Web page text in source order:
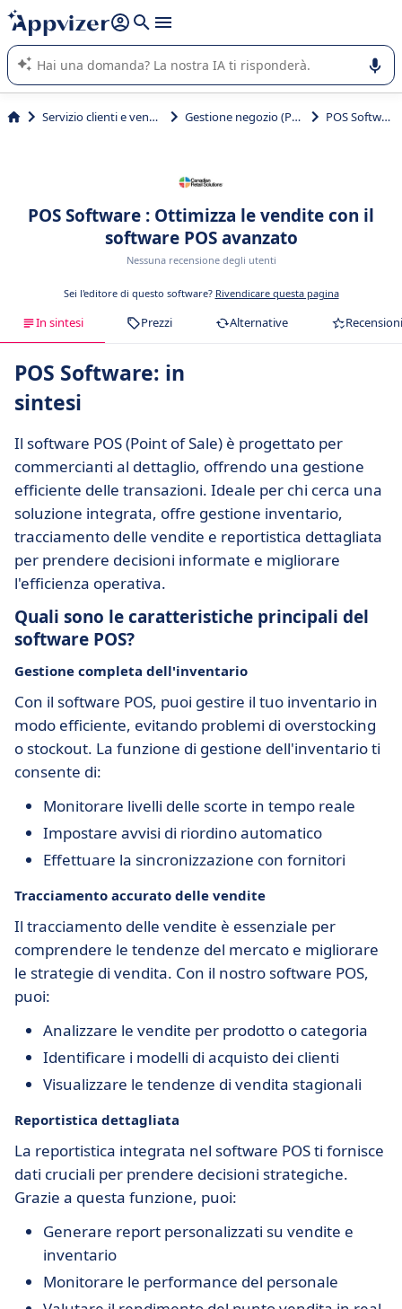
righe con
shift + enter
L'IA di Appvizer vi guida nell'utilizzo o nella scelta di un
software SaaS per la vostra azienda.
Servizio clienti e vendite Gestione negozio (POS) POS Software
POS Software : Ottimizza le vendite con il
software POS avanzato
Nessuna recensione degli utenti
Sei l'editore di questo software? Rivendicare questa pagina
In sintesi Prezzi Alternative Recensioni
POS Software: in
sintesi
Il software POS (Point of Sale) è progettato per
commercianti al dettaglio, offrendo una gestione
efficiente delle transazioni. Ideale per chi cerca una
soluzione integrata, offre gestione inventario,
tracciamento delle vendite e reportistica dettagliata
per prendere decisioni informate e migliorare
l'efficienza operativa.
Quali sono le caratteristiche principali del
software POS?
Gestione completa dell'inventario
Con il software POS, puoi gestire il tuo inventario in
modo efficiente, evitando problemi di overstocking
o stockout. La funzione di gestione dell'inventario ti
consente di:
Monitorare livelli delle scorte in tempo reale
Impostare avvisi di riordino automatico
Effettuare la sincronizzazione con fornitori
Tracciamento accurato delle vendite
Il tracciamento delle vendite è essenziale per
comprendere le tendenze del mercato e migliorare
le strategie di vendita. Con il nostro software POS,
puoi:
Analizzare le vendite per prodotto o categoria
Identificare i modelli di acquisto dei clienti
Visualizzare le tendenze di vendita stagionali
Reportistica dettagliata
La reportistica integrata nel software POS ti fornisce
dati cruciali per prendere decisioni strategiche.
Grazie a questa funzione, puoi:
Generare report personalizzati su vendite e
inventario
Monitorare le performance del personale